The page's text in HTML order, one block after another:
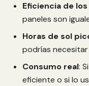
Eficiencia de
paneles son
Horas de sol
podrías necesitar
Consumo real:
eficiente o si lo